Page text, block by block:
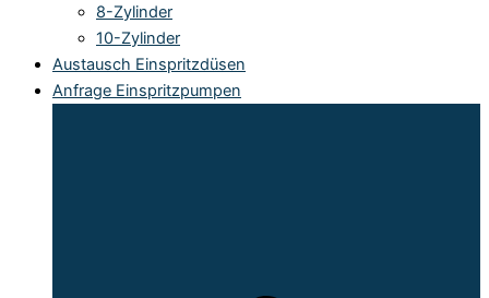
8-Zylinder
10-Zylinder
Austausch Einspritzdüsen
Anfrage Einspritzpumpen